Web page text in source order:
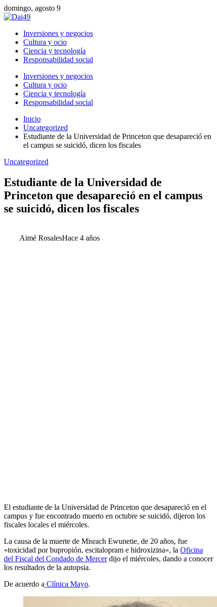
domingo, agosto 9
Inversiones y negocios
Cultura y ocio
Ciencia y tecnología
Responsabilidad social
Inversiones y negocios
Cultura y ocio
Ciencia y tecnología
Responsabilidad social
Inicio
Uncategorized
Estudiante de la Universidad de Princeton que desapareció en
el campus se suicidó, dicen los fiscales
Uncategorized
Estudiante de la Universidad de
Princeton que desapareció en el campus
se suicidó, dicen los fiscales
Aimé RosalesHace 4 años
El estudiante de la Universidad de Princeton que desapareció en el
campus y fue encontrado muerto en octubre se suicidó, dijeron los
fiscales locales el miércoles.
La causa de la muerte de Misrach Ewunetie, de 20 años, fue
«toxicidad por bupropión, escitalopram e hidroxizina», la Oficina
del Fiscal del Condado de Mercerdijo el miércoles, dando a conocer
los resultados de la autopsia.
De acuerdo a Clínica Mayo.